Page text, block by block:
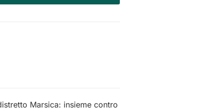
Marsica: insieme contro